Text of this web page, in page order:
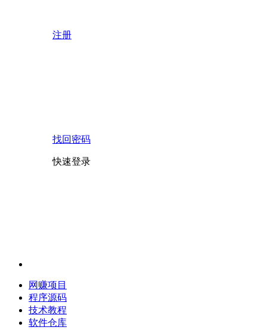
注册
找回密码
快速登录
网赚项目
程序源码
技术教程
软件仓库